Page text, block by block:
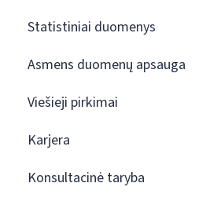
Statistiniai duomenys
Asmens duomenų apsauga
Viešieji pirkimai
Karjera
Konsultacinė taryba